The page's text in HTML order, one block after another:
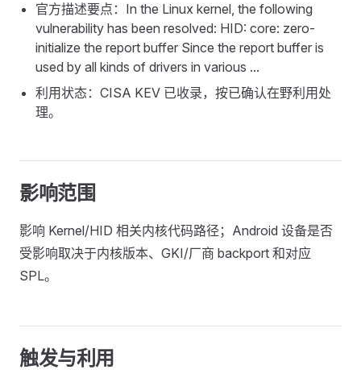
官方描述要点：In the Linux kernel, the following
vulnerability has been resolved: HID: core: zero-
initialize the report buffer Since the report buffer is
used by all kinds of drivers in various ...
利用状态：CISA KEV 已收录，按已确认在野利用处
理。
影响范围
影响 Kernel/HID 相关内核代码路径；Android 设备是否
受影响取决于内核版本、GKI/厂商 backport 和对应
SPL。
触发与利用